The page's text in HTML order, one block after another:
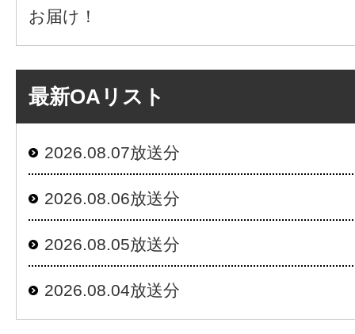
お届け！
最新OAリスト
2026.08.07放送分
2026.08.06放送分
2026.08.05放送分
2026.08.04放送分